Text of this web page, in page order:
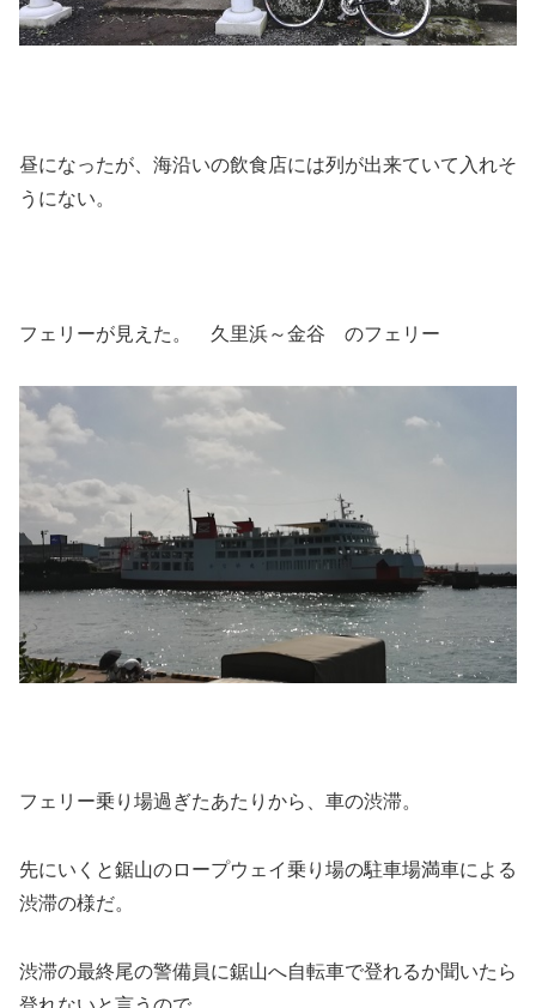
昼になったが、海沿いの飲食店には列が出来ていて入れそ
うにない。
フェリーが見えた。 久里浜～金谷 のフェリー
フェリー乗り場過ぎたあたりから、車の渋滞。
先にいくと鋸山のロープウェイ乗り場の駐車場満車による
渋滞の様だ。
渋滞の最終尾の警備員に鋸山へ自転車で登れるか聞いたら